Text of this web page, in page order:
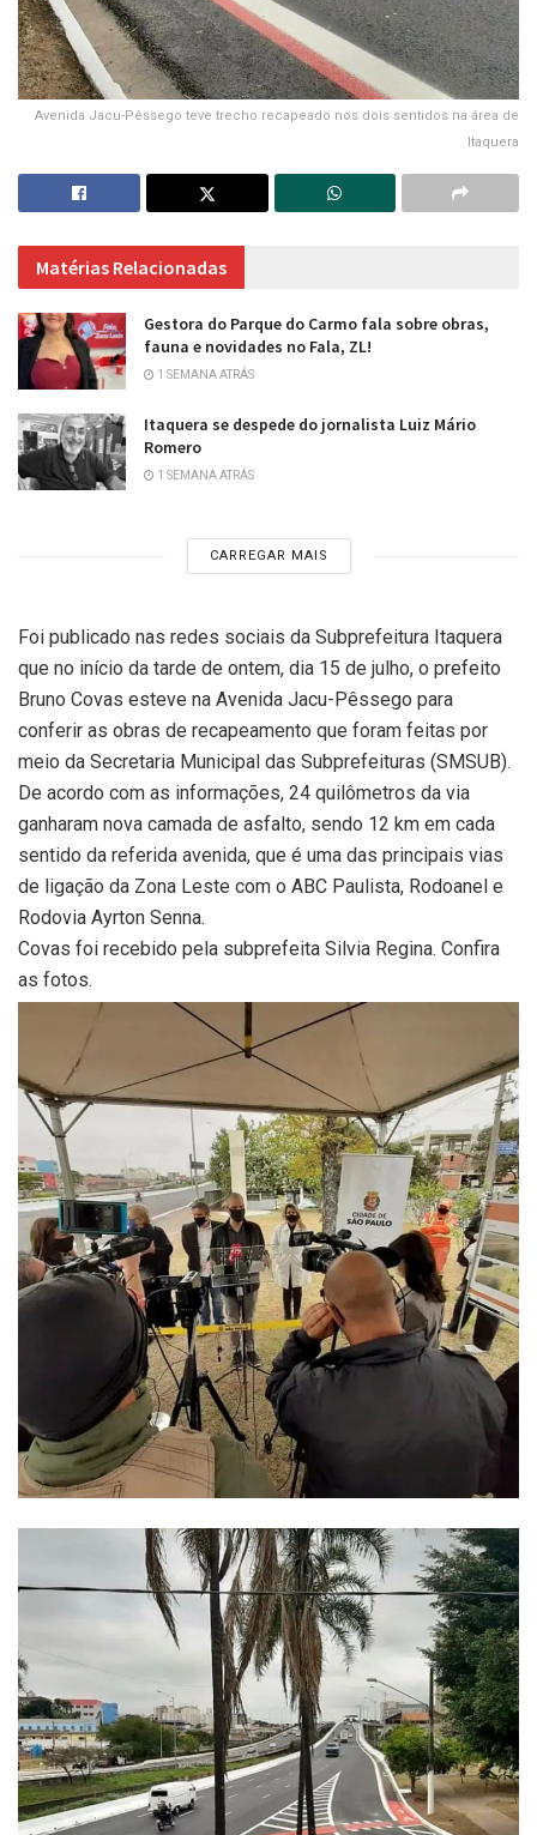
Avenida Jacu-Pêssego teve trecho recapeado nos dois sentidos na área de
Itaquera
Matérias Relacionadas
Gestora do Parque do Carmo fala sobre obras,
fauna e novidades no Fala, ZL!
1 SEMANA ATRÁS
Itaquera se despede do jornalista Luiz Mário
Romero
1 SEMANA ATRÁS
CARREGAR MAIS
Foi publicado nas redes sociais da Subprefeitura Itaquera
que no início da tarde de ontem, dia 15 de julho, o prefeito
Bruno Covas esteve na Avenida Jacu-Pêssego para
conferir as obras de recapeamento que foram feitas por
meio da Secretaria Municipal das Subprefeituras (SMSUB).
De acordo com as informações, 24 quilômetros da via
ganharam nova camada de asfalto, sendo 12 km em cada
sentido da referida avenida, que é uma das principais vias
de ligação da Zona Leste com o ABC Paulista, Rodoanel e
Rodovia Ayrton Senna.
Covas foi recebido pela subprefeita Silvia Regina. Confira
as fotos.